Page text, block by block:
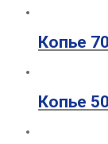
Копье
Копье